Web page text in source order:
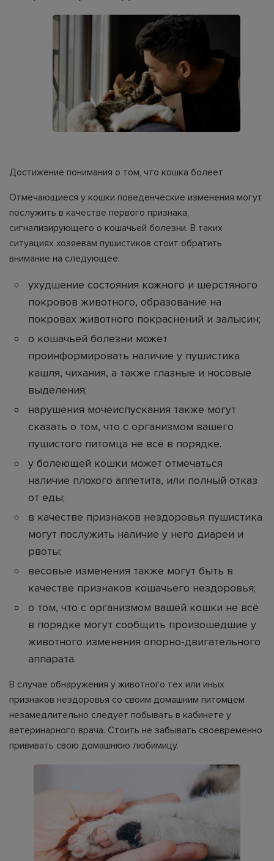
Достижение понимания о том, что кошка болеет
Отмечающиеся у кошки поведенческие изменения могут
послужить в качестве первого признака,
сигнализирующего о кошачьей болезни. В таких
ситуациях хозяевам пушистиков стоит обратить
внимание на следующее:
ухудшение состояния кожного и шерстяного
покровов животного, образование на
покровах животного покраснений и залысин;
о кошачьей болезни может
проинформировать наличие у пушистика
кашля, чихания, а также глазные и носовые
выделения;
нарушения мочеиспускания также могут
сказать о том, что с организмом вашего
пушистого питомца не всё в порядке.
у болеющей кошки может отмечаться
наличие плохого аппетита, или полный отказ
от еды;
в качестве признаков нездоровья пушистика
могут послужить наличие у него диареи и
рвоты;
весовые изменения также могут быть в
качестве признаков кошачьего нездоровья;
о том, что с организмом вашей кошки не всё
в порядке могут сообщить произошедшие у
животного изменения опорно-двигательного
аппарата.
В случае обнаружения у животного тех или иных
признаков нездоровья со своим домашним питомцем
незамедлительно следует побывать в кабинете у
ветеринарного врача. Стоить не забывать своевременно
прививать свою домашнюю любимицу.